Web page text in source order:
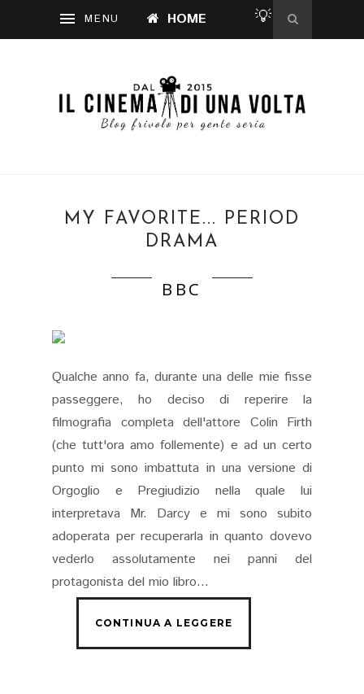
HOME 💡
MY FAVORITE... PERIOD
DRAMA
BBC
Qualche anno fa, durante una delle mie fisse
passeggere, ho deciso di reperire la
filmografia completa dell'attore Colin Firth
(che tutt'ora amo follemente) e ad un certo
punto mi sono imbattuta in una versione di
Orgoglio e Pregiudizio nella quale lui
interpretava Mr. Darcy e mi sono subito
adoperata per recuperarla in quanto dovevo
vederlo assolutamente nei panni del
protagonista del mio libro...